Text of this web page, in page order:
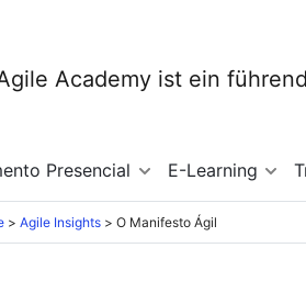
Presencial E-Learning
Agile Insights O Manifesto Ágil